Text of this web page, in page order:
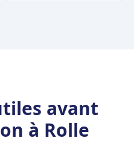
avant
à Rolle